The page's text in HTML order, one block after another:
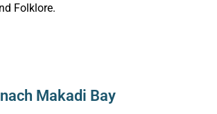
Folklore.
Makadi Bay